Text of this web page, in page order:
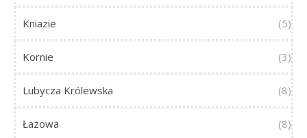
Kniazie (5)
Kornie (3)
Lubycza Królewska (8)
Łazowa (8)